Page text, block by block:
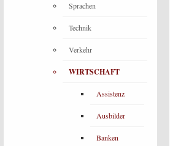
Sprachen
Technik
Verkehr
WIRTSCHAFT
Assistenz
Ausbilder
Banken